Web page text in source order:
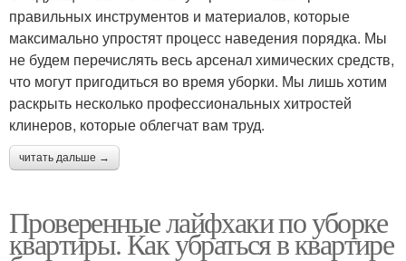
правильных инструментов и материалов, которые
максимально упростят процесс наведения порядка. Мы
не будем перечислять весь арсенал химических средств,
что могут пригодиться во время уборки. Мы лишь хотим
раскрыть несколько профессиональных хитростей
клинеров, которые облегчат вам труд.
читать дальше →
Проверенные лайфхаки по уборке
квартиры. Как убраться в квартире